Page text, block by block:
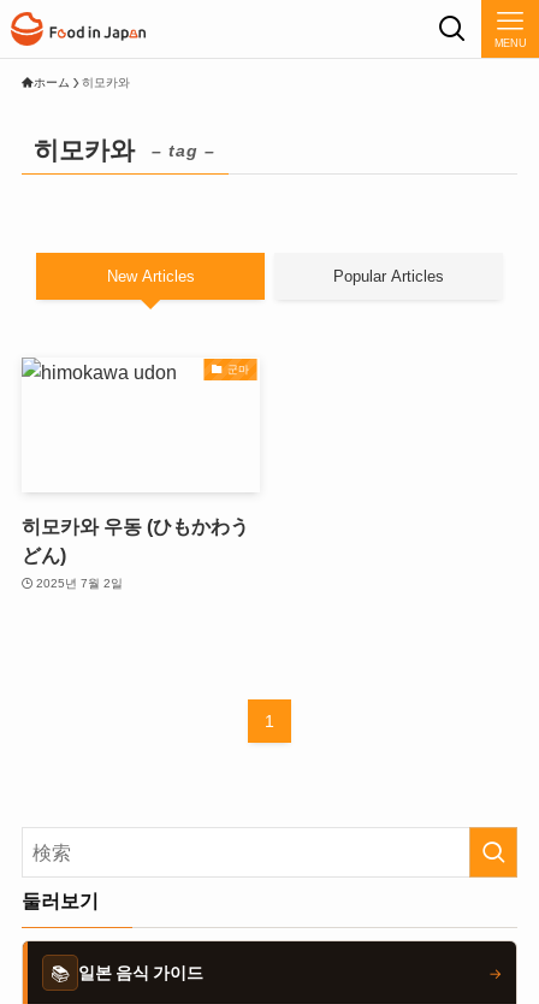
MENU
ホーム 히모카와
히모카와 – tag –
New Articles Popular Articles
군마
히모카와 우동 (ひもかわう
どん)
2025년 7월 2일
1
둘러보기
📚 일본 음식 가이드 →